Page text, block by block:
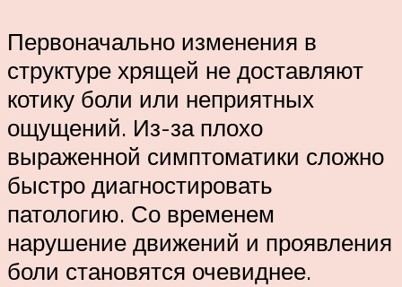
Первоначально изменения в
структуре хрящей не доставляют
котику боли или неприятных
ощущений. Из-за плохо
выраженной симптоматики сложно
быстро диагностировать
патологию. Со временем
нарушение движений и проявления
боли становятся очевиднее.